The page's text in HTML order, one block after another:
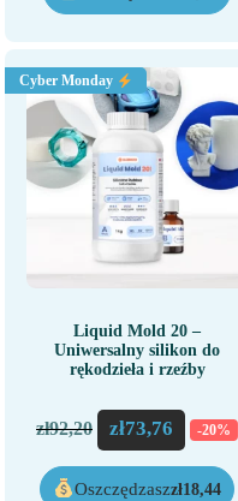
Cyber Monday
Liquid Mold 20 –
Uniwersalny silikon do
rękodzieła i rzeźby
zł92,20 zł73,76 -20%
Oszczędzaszzł18,44